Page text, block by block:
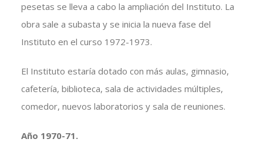
pesetas se lleva a cabo la ampliación del Instituto. La
obra sale a subasta y se inicia la nueva fase del
Instituto en el curso 1972-1973.
El Instituto estaría dotado con más aulas, gimnasio,
cafetería, biblioteca, sala de actividades múltiples,
comedor, nuevos laboratorios y sala de reuniones.
Año 1970-71.